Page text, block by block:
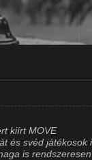
kiírt MOVE
és svéd játékosok
is rendszeresen